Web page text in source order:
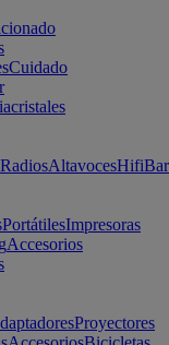
Cuidado
RadiosAltavocesHifi
PortátilesImpresoras
Accesorios
Proyectores